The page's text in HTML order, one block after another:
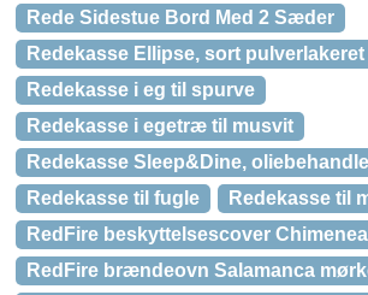
Rede Sidestue Bord Med 2 Sæder
Redekasse Ellipse, sort pulverlakeret
Redekasse i eg til spurve
Redekasse i egetræ til musvit
Redekasse Sleep&Dine,
Redekasse til fugle
Redekasse til
RedFire beskyttelsescover
RedFire brændeovn Salamanca